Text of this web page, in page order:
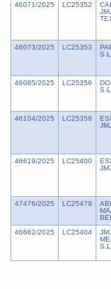
46071/2025 LC25352
46073/2025 LC25353
46085/2025 LC25356
46104/2025 LC25358
46619/2025 LC25400
47476/2025 LC25479
46662/2025 LC25404